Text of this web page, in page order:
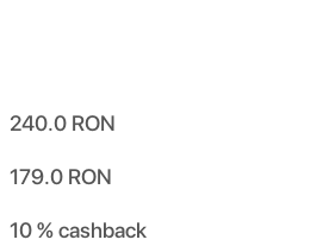
240.0 RON
179.0 RON
10 %cashback